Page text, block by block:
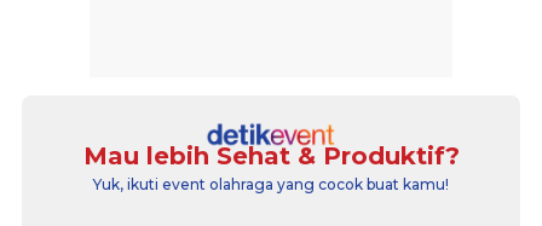
Mau lebih Sehat & Produktif?
Yuk, ikuti event olahraga yang cocok buat kamu!